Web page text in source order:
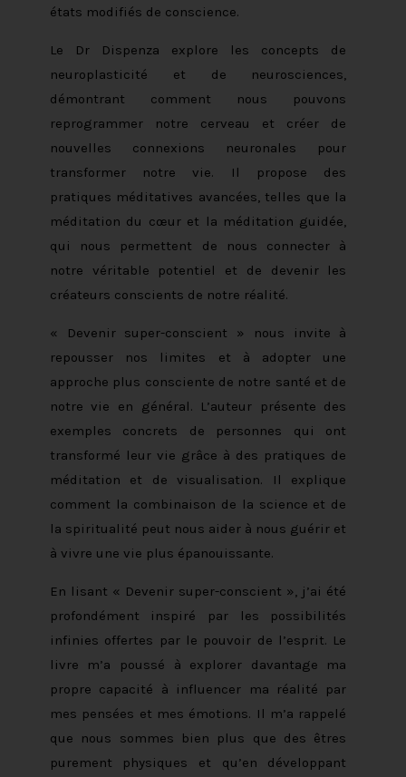
états modifiés de conscience.
Le Dr Dispenza explore les concepts de
neuroplasticité et de neurosciences,
démontrant comment nous pouvons
reprogrammer notre cerveau et créer de
nouvelles connexions neuronales pour
transformer notre vie. Il propose des
pratiques méditatives avancées, telles que la
méditation du cœur et la méditation guidée,
qui nous permettent de nous connecter à
notre véritable potentiel et de devenir les
créateurs conscients de notre réalité.
« Devenir super-conscient » nous invite à
repousser nos limites et à adopter une
approche plus consciente de notre santé et de
notre vie en général. L’auteur présente des
exemples concrets de personnes qui ont
transformé leur vie grâce à des pratiques de
méditation et de visualisation. Il explique
comment la combinaison de la science et de
la spiritualité peut nous aider à nous guérir et
à vivre une vie plus épanouissante.
En lisant « Devenir super-conscient », j’ai été
profondément inspiré par les possibilités
infinies offertes par le pouvoir de l’esprit. Le
livre m’a poussé à explorer davantage ma
propre capacité à influencer ma réalité par
mes pensées et mes émotions. Il m’a rappelé
que nous sommes bien plus que des êtres
purement physiques et qu’en développant